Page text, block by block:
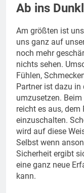
Ab ins
Am größten ist
uns ganz auf
noch mehr
nichts sehen.
Fühlen,
Partner ist dazu in
umzusetzen.
reicht es aus, dem
einzuschalten.
wird auf diese
Selbst wenn
Sicherheit ergibt
eine ganz neue
kann.